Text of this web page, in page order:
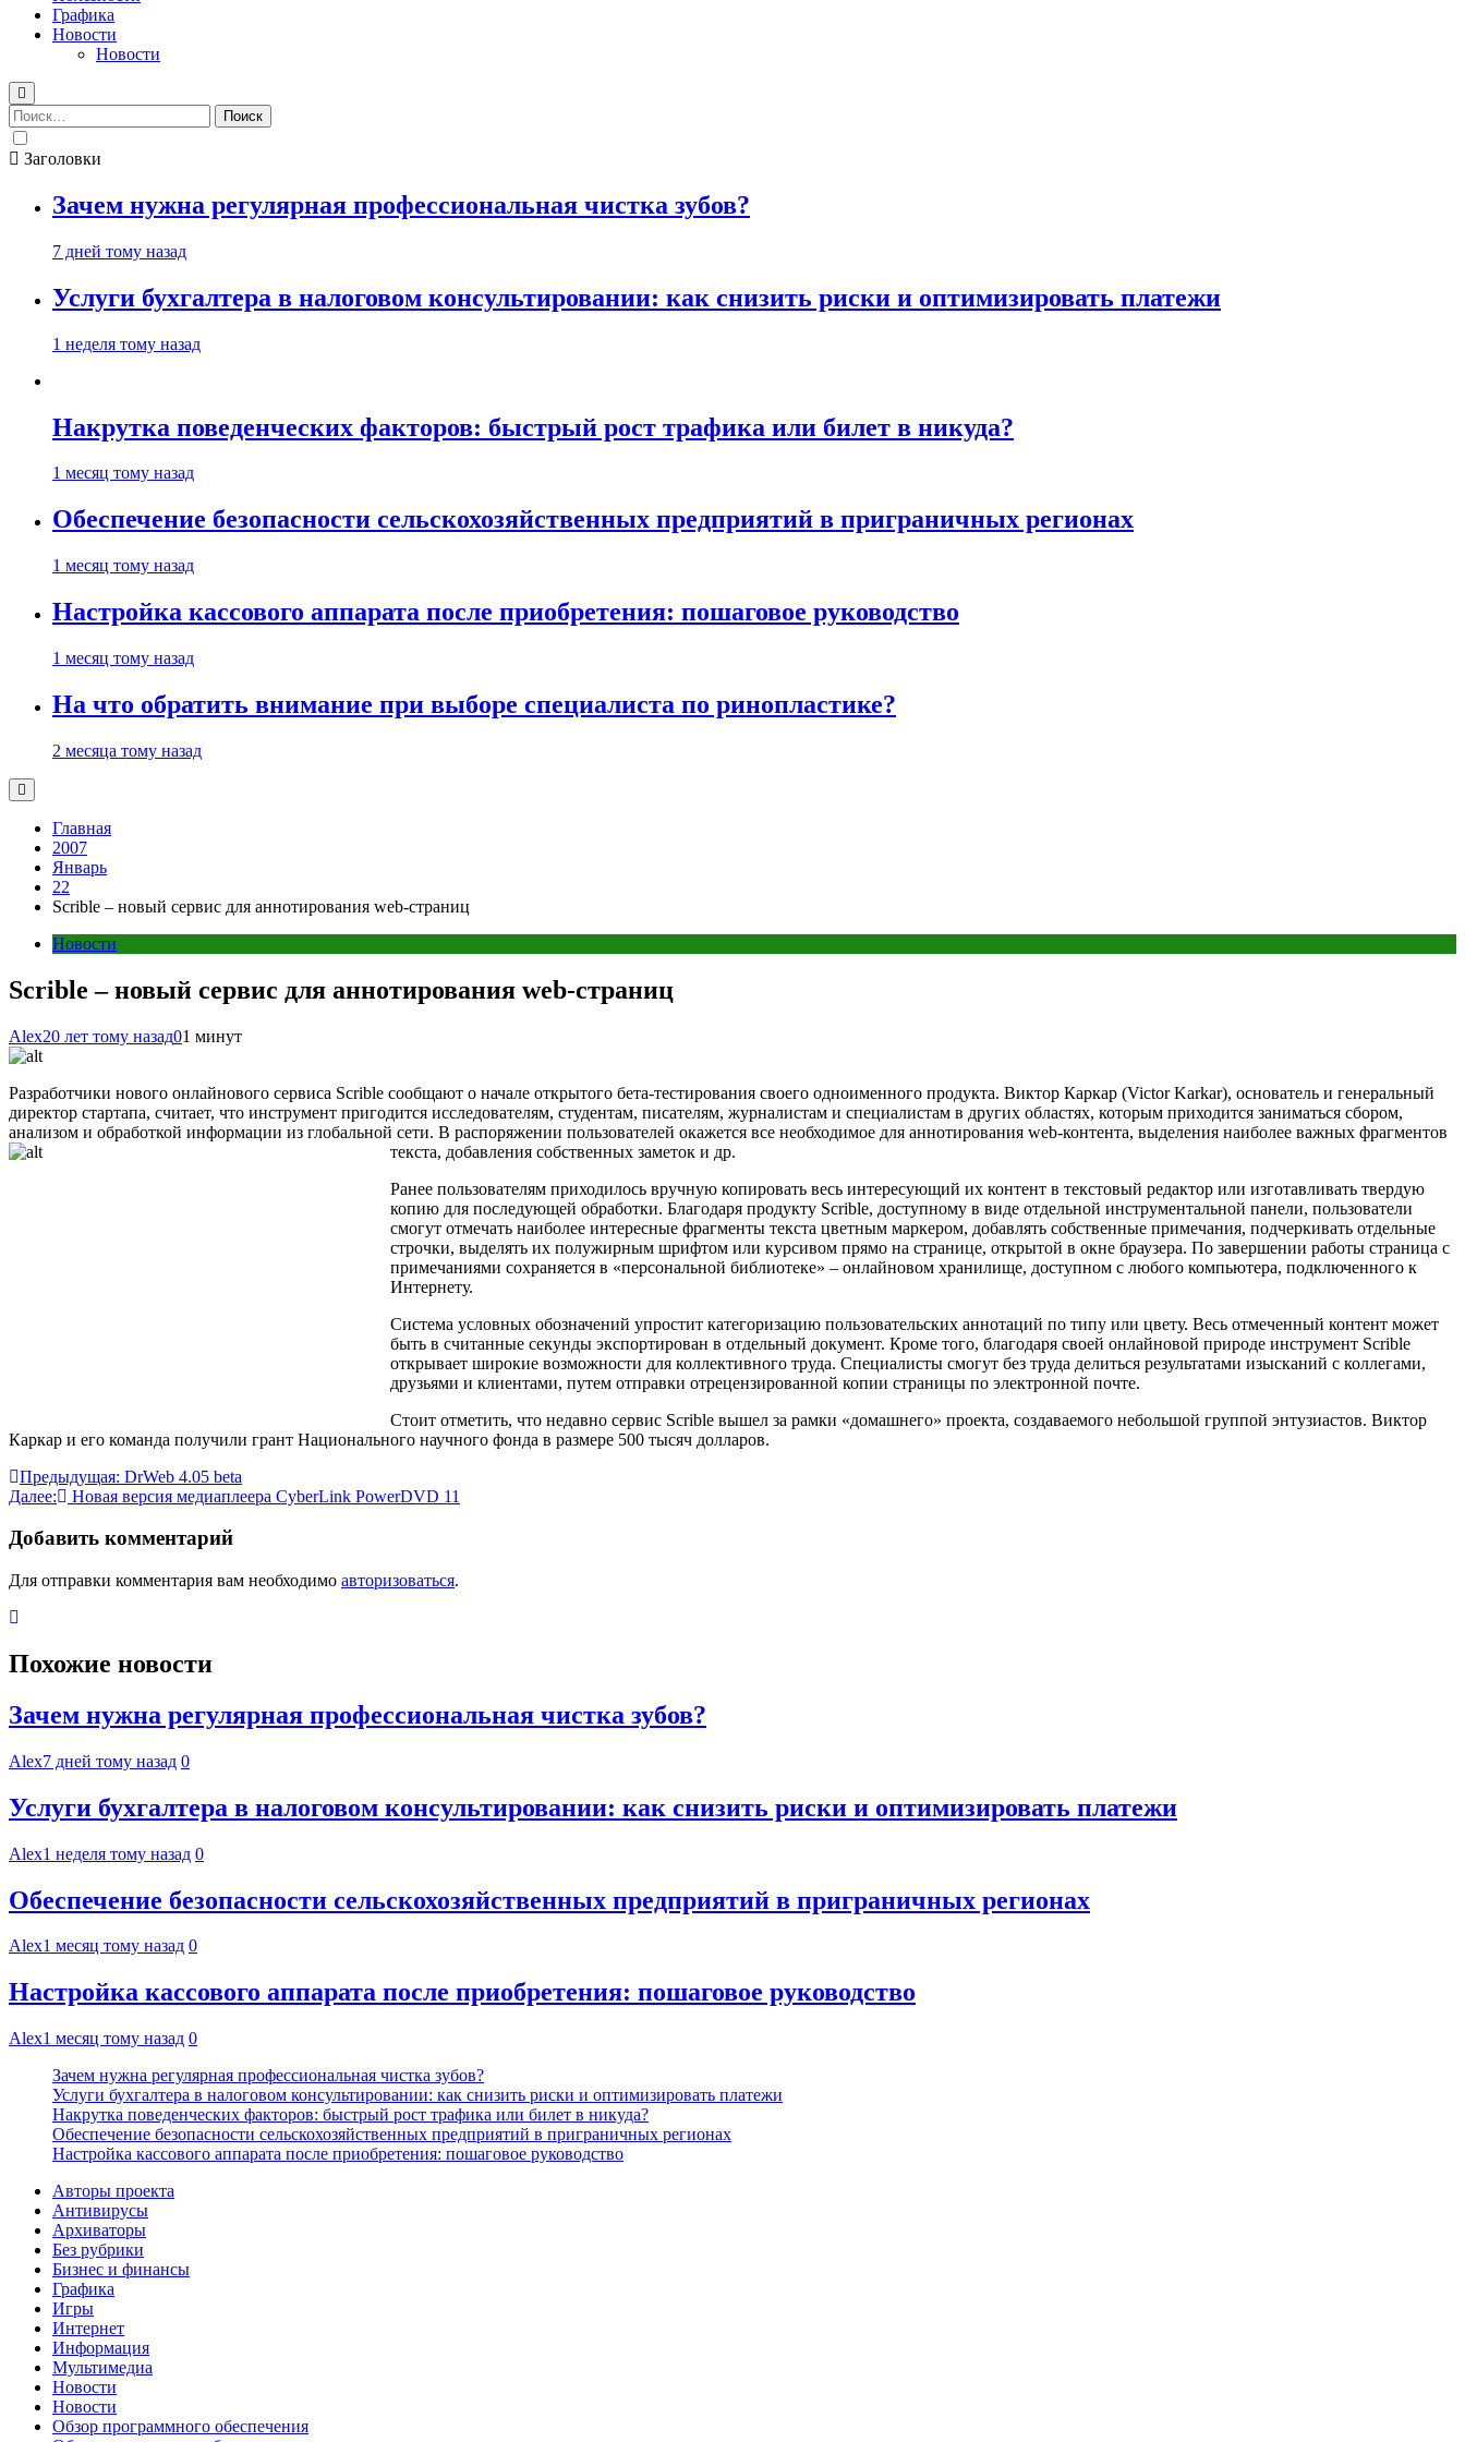
Графика
Новости
Новости
Найти:
Заголовки
Зачем нужна регулярная профессиональная чистка зубов?
7 дней тому назад
Услуги бухгалтера в налоговом консультировании: как снизить риски и оптимизировать платежи
1 неделя тому назад
Накрутка поведенческих факторов: быстрый рост трафика или билет в никуда?
1 месяц тому назад
Обеспечение безопасности сельскохозяйственных предприятий в приграничных регионах
1 месяц тому назад
Настройка кассового аппарата после приобретения: пошаговое руководство
1 месяц тому назад
На что обратить внимание при выборе специалиста по ринопластике?
2 месяца тому назад
Главная
2007
Январь
22
Scrible – новый сервис для аннотирования web-страниц
Новости
Scrible – новый сервис для аннотирования web-страниц
Alex20 лет тому назад01 минут
Разработчики нового онлайнового сервиса Scrible сообщают о начале открытого бета-тестирования своего одноименного продукта. Виктор Каркар (Victor Karkar), основатель и генеральный
директор стартапа, считает, что инструмент пригодится исследователям, студентам, писателям, журналистам и специалистам в других областях, которым приходится заниматься сбором,
анализом и обработкой информации из глобальной сети. В распоряжении пользователей окажется все необходимое для аннотирования web-контента, выделения наиболее важных фрагментов
текста, добавления собственных заметок и др.
Ранее пользователям приходилось вручную копировать весь интересующий их контент в текстовый редактор или изготавливать твердую
копию для последующей обработки. Благодаря продукту Scrible, доступному в виде отдельной инструментальной панели, пользователи
смогут отмечать наиболее интересные фрагменты текста цветным маркером, добавлять собственные примечания, подчеркивать отдельные
строчки, выделять их полужирным шрифтом или курсивом прямо на странице, открытой в окне браузера. По завершении работы страница с
примечаниями сохраняется в «персональной библиотеке» – онлайновом хранилище, доступном с любого компьютера, подключенного к
Интернету.
Система условных обозначений упростит категоризацию пользовательских аннотаций по типу или цвету. Весь отмеченный контент может
быть в считанные секунды экспортирован в отдельный документ. Кроме того, благодаря своей онлайновой природе инструмент Scrible
открывает широкие возможности для коллективного труда. Специалисты смогут без труда делиться результатами изысканий с коллегами,
друзьями и клиентами, путем отправки отрецензированной копии страницы по электронной почте.
Стоит отметить, что недавно сервис Scrible вышел за рамки «домашнего» проекта, создаваемого небольшой группой энтузиастов. Виктор
Каркар и его команда получили грант Национального научного фонда в размере 500 тысяч долларов.
Навигация
по
записям
Предыдущая: DrWeb 4.05 beta
Далее:
Новая версия медиаплеера CyberLink PowerDVD 11
Добавить комментарий
Для отправки комментария вам необходимо авторизоваться.
Похожие новости
Зачем нужна регулярная профессиональная чистка зубов?
Alex7 дней тому назад 0
Услуги бухгалтера в налоговом консультировании: как снизить риски и оптимизировать платежи
Alex1 неделя тому назад 0
Обеспечение безопасности сельскохозяйственных предприятий в приграничных регионах
Alex1 месяц тому назад 0
Настройка кассового аппарата после приобретения: пошаговое руководство
Alex1 месяц тому назад 0
Зачем нужна регулярная профессиональная чистка зубов?
Услуги бухгалтера в налоговом консультировании: как снизить риски и оптимизировать платежи
Накрутка поведенческих факторов: быстрый рост трафика или билет в никуда?
Обеспечение безопасности сельскохозяйственных предприятий в приграничных регионах
Настройка кассового аппарата после приобретения: пошаговое руководство
Авторы проекта
Антивирусы
Архиваторы
Без рубрики
Бизнес и финансы
Графика
Игры
Интернет
Информация
Мультимедиа
Новости
Новости
Обзор программного обеспечения